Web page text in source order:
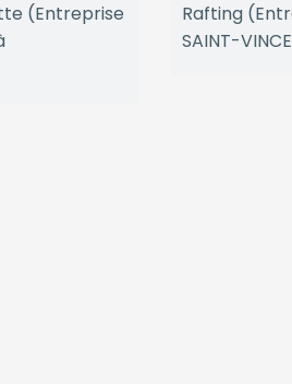
(Entreprise
Rafting
SAINT-